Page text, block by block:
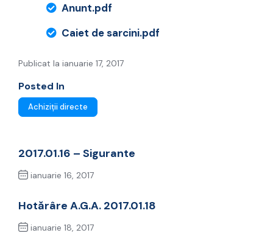
Anunt.pdf
Caiet de sarcini.pdf
Publicat la ianuarie 17, 2017
Posted In
Achiziții directe
2017.01.16 – Sigurante
ianuarie 16, 2017
Hotărâre A.G.A. 2017.01.18
ianuarie 18, 2017